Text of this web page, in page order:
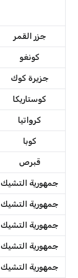
جزر القمر
كونغو
جزيرة كوك
كوستاريكا
كرواتيا
كوبا
قبرص
جمهورية التشيك
جمهورية التشيك
جمهورية التشيك
جمهورية التشيك
جمهورية التشيك